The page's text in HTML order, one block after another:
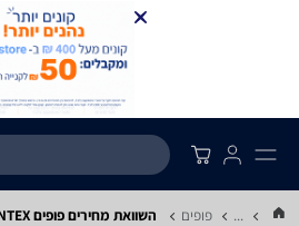
... פופים השוואת מחירים פופים ‏INTEX ‏200 - 300 ‏ש"ח